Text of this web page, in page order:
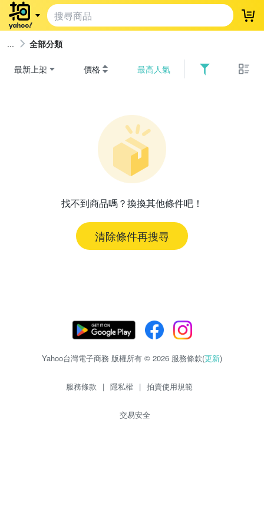
登
全部分類
最新上架 價格 最高人氣
找不到商品嗎？換換其他條件吧！
清除條件再搜尋
Yahoo台灣電子商務 版權所有 © 2026 服務條款(更新)
服務條款 | 隱私權 | 拍賣使用規範
交易安全